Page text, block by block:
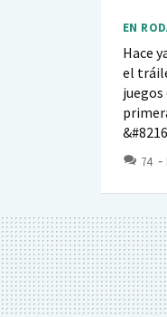
EN
Hace
el
juegos
74